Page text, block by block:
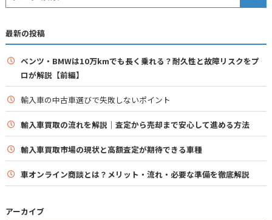
最新の投稿
ベンツ・BMWは10万kmでも長く乗れる？耐久性と故障リスクをプ
ロが解説【前編】
輸入車の中古車選びで失敗しないポイント
輸入車買取の流れを解説｜査定から売却まで安心して進める方法
輸入車買取市場の現状と高額査定が期待できる車種
車オンライン商談とは？メリット・流れ・必要な準備を徹底解説
アーカイブ